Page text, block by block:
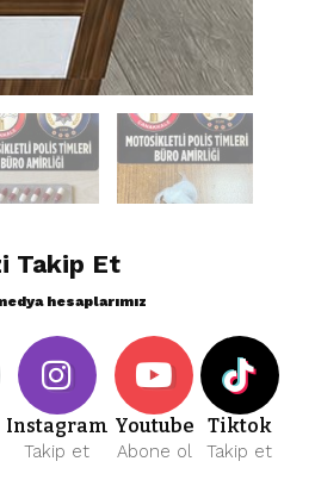
Takip Et
hesaplarımız
Instagram
Takip et
Youtube
Abone ol
Tiktok
Takip et